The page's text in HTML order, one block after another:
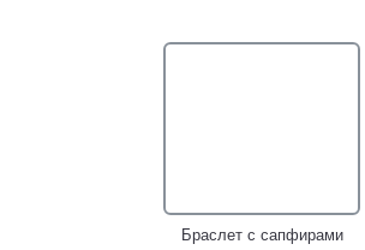
Браслет с сапфирами